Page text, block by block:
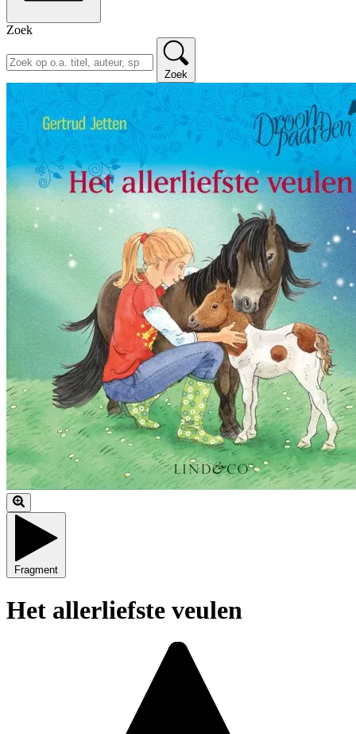
Zoek
Zoek
Fragment
Het allerliefste veulen